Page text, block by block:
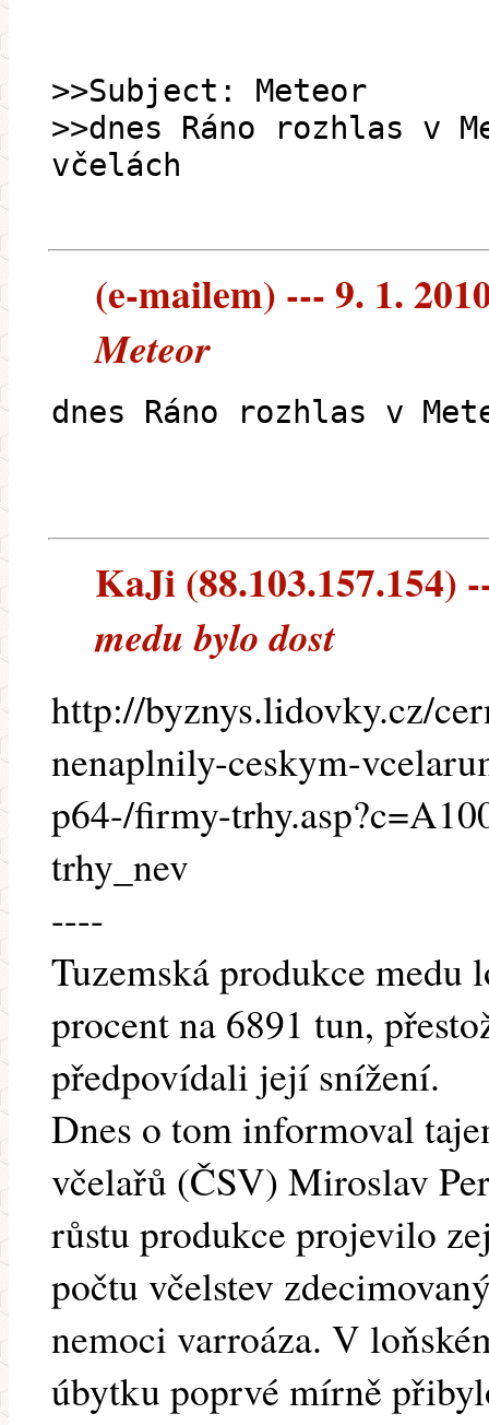
>>Subject: Meteor
>>dnes Ráno rozhlas v
včelách
(e-mailem) --- 9. 1.
Meteor
dnes Ráno rozhlas v
KaJi (88.103.157.154)
medu bylo dost
http://byznys.lidovky.cz/
nenaplnily-ceskym-
p64-/firmy-
trhy_nev
----
Tuzemská produkce
procent na 6891 tun,
předpovídali její snížení.
Dnes o tom informoval
včelařů (ČSV) Miroslav
růstu produkce projevilo
počtu včelstev
nemoci varroáza. V
úbytku poprvé mírně